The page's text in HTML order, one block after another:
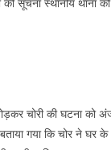
चोरी की घटना को
गया कि चोर ने घर के